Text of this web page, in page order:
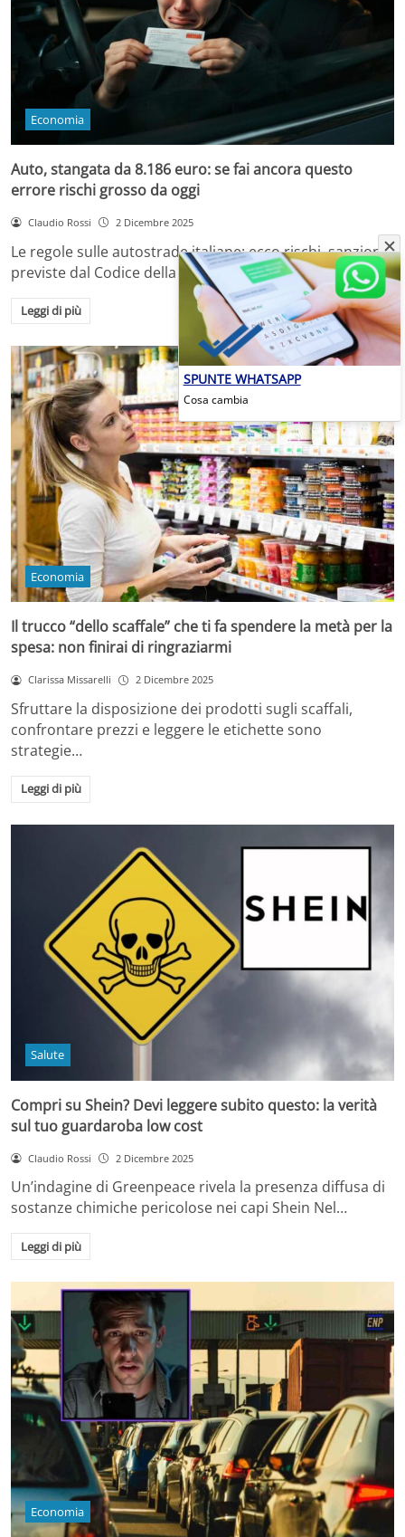
Economia
Auto, stangata da 8.186 euro: se fai ancora questo
errore rischi grosso da oggi
Claudio Rossi 2 Dicembre 2025
Le regole sulle autostrade italiane: ecco rischi, sanzioni
previste dal Codice della Strada e come…
Leggi di più
Economia
Il trucco “dello scaffale” che ti fa spendere la metà per la
spesa: non finirai di ringraziarmi
Clarissa Missarelli 2 Dicembre 2025
Sfruttare la disposizione dei prodotti sugli scaffali,
confrontare prezzi e leggere le etichette sono
strategie…
Leggi di più
Salute
Compri su Shein? Devi leggere subito questo: la verità
sul tuo guardaroba low cost
Claudio Rossi 2 Dicembre 2025
Un’indagine di Greenpeace rivela la presenza diffusa di
sostanze chimiche pericolose nei capi Shein Nel…
Leggi di più
Economia
SPUNTE WHATSAPP
Cosa cambia